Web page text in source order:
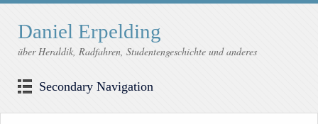
Daniel Erpelding
über Heraldik, Radfahren, Studentengeschichte und anderes
Secondary Navigation